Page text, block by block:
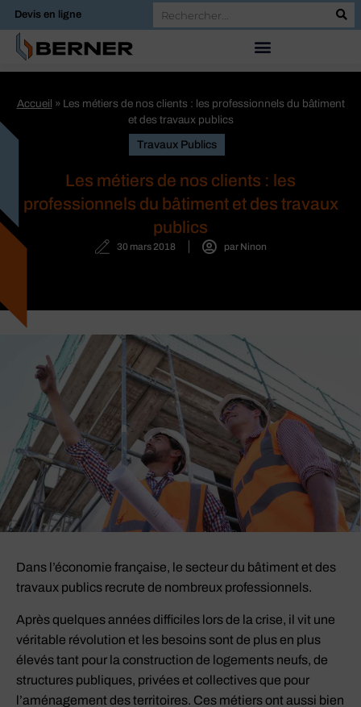
Devis en ligne
Accueil » Les métiers de nos clients : les professionnels du bâtiment
et des travaux publics
Travaux Publics
Les métiers de nos clients : les
professionnels du bâtiment et des travaux
publics
30 mars 2018 par Ninon
Dans l’économie française, le secteur du bâtiment et des
travaux publics recrute de nombreux professionnels.
Après quelques années difficiles lors de la crise, il vit une
véritable révolution et les besoins sont de plus en plus
élevés tant pour la construction de logements neufs, de
structures publiques, privées et collectives que pour
l’aménagement des territoires. Ces métiers ont aussi bien